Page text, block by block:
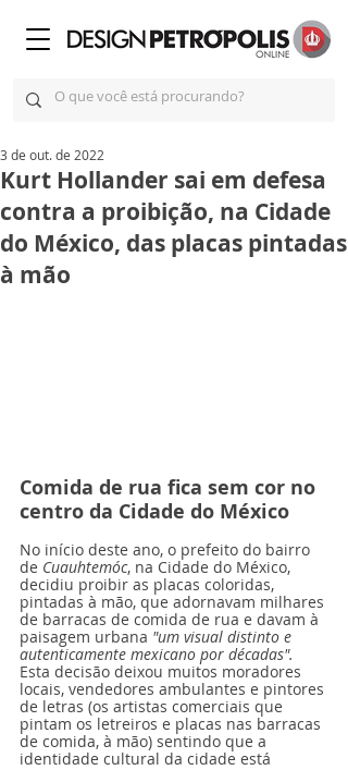
Kurt Hollander sai em defesa
contra a proibição, na Cidade
do México, das placas pintadas
à mão
3 de out. de 2022
Comida de rua fica sem cor no
centro da Cidade do México
No início deste ano, o prefeito do bairro
de Cuauhtemóc, na Cidade do México,
decidiu proibir as placas coloridas,
pintadas à mão, que adornavam milhares
de barracas de comida de rua e davam à
paisagem urbana "um visual distinto e
autenticamente mexicano por décadas".
Esta decisão deixou muitos moradores
locais, vendedores ambulantes e pintores
de letras (os artistas comerciais que
pintam os letreiros e placas nas barracas
de comida, à mão) sentindo que a
identidade cultural da cidade está